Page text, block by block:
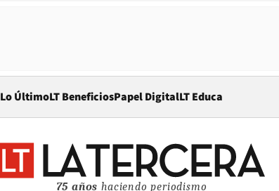
Lo ÚltimoLT BeneficiosPapel DigitalOpens in new
LT Educa
75 años haciendo periodismo